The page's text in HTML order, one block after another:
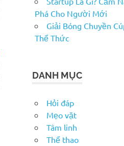
Phá Cho Người Mới
Giải Bóng Chuyền
Thể Thức
DANH MỤC
Hỏi đáp
Mẹo vặt
Tâm linh
Thể thao